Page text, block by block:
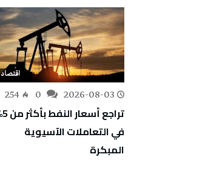
اقتصاد
2026-08-03
254
تراجع
في التعاملات الآسيوية
المبكرة